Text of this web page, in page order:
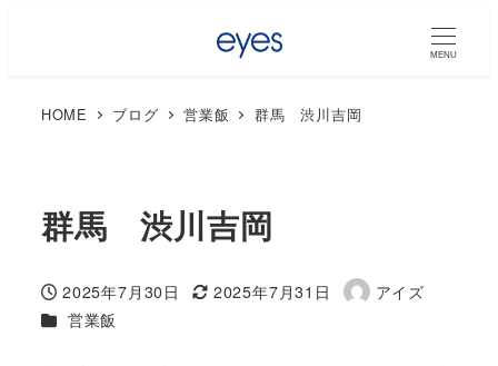
MENU
HOME ブログ 営業飯 群馬 渋川吉岡
群馬 渋川吉岡
投稿日
2025年7月30日
更新日
2025年7月31日
著
アイズ
カテゴリー
営業飯